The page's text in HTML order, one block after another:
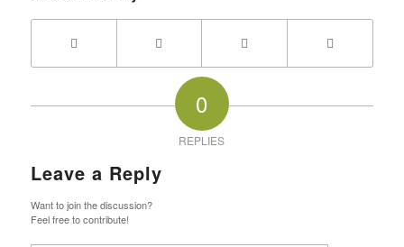
0
REPLIES
Leave a Reply
Want to join the discussion?
Feel free to contribute!